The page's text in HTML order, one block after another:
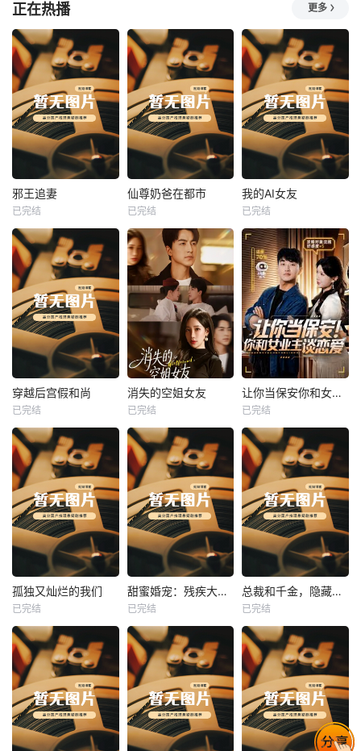
正在热播 更多
热播
邪王追妻
未知
邪王追妻
已完结
热播
未知
仙尊奶爸在都市
已完结
热播
我的AI女友
未知
我的AI女友
已完结
热播
未知
穿越后宫假和尚
已完结
热播
未知
消失的空姐女友
已完结
热播
未知
让你当保安你和女业主谈恋爱
已完结
热播
未知
孤独又灿烂的我们
已完结
热播
未知
甜蜜婚宠：残疾大佬夜夜撩
已完结
热播
未知
总裁和千金，隐藏身份闪婚了
已完结